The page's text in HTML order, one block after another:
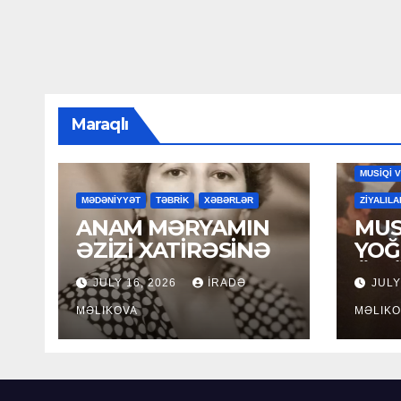
Maraqlı
MƏDƏNİYYƏT TƏBRİK XƏBƏRLƏR
ANAM MƏRYAMIN
ƏZİZİ XATİRƏSİNƏ
JULY 16, 2026 İRADƏ
MƏLIKOVA
MUSİQİ